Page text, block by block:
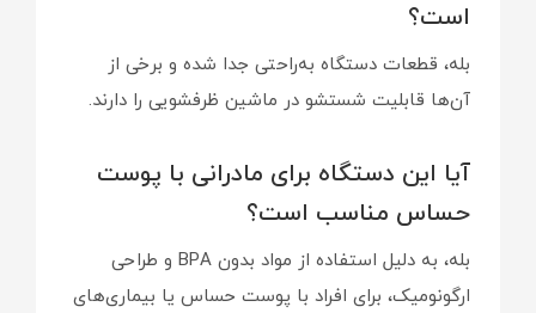
است؟
بله، قطعات دستگاه به‌راحتی جدا شده و برخی از
آن‌ها قابلیت شستشو در ماشین ظرفشویی را دارند.
آیا این دستگاه برای مادرانی با پوست
حساس مناسب است؟
بله، به دلیل استفاده از مواد بدون BPA و طراحی
ارگونومیک، برای افراد با پوست حساس یا بیماری‌های